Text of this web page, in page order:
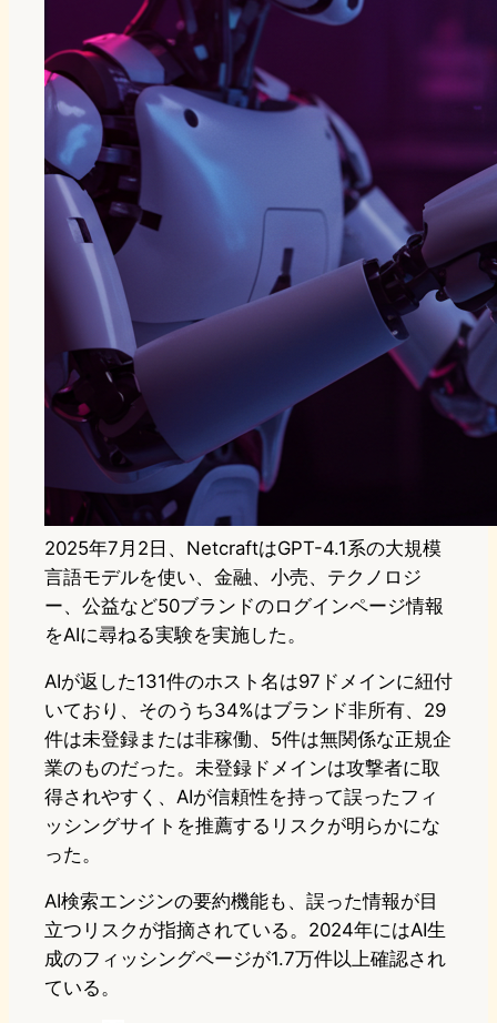
2025年7月2日、NetcraftはGPT-4.1系の大規模
言語モデルを使い、金融、小売、テクノロジ
ー、公益など50ブランドのログインページ情報
をAIに尋ねる実験を実施した。
AIが返した131件のホスト名は97ドメインに紐付
いており、そのうち34%はブランド非所有、29
件は未登録または非稼働、5件は無関係な正規企
業のものだった。未登録ドメインは攻撃者に取
得されやすく、AIが信頼性を持って誤ったフィ
ッシングサイトを推薦するリスクが明らかにな
った。
AI検索エンジンの要約機能も、誤った情報が目
立つリスクが指摘されている。2024年にはAI生
成のフィッシングページが1.7万件以上確認され
ている。